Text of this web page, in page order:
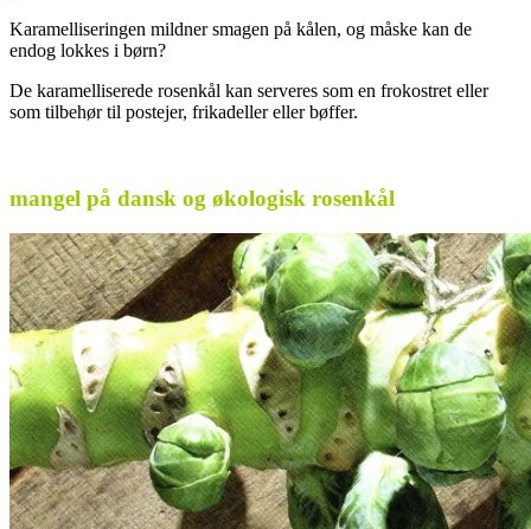
Karamelliseringen mildner smagen på kålen, og måske kan de
endog lokkes i børn?
De karamelliserede rosenkål kan serveres som en frokostret eller
som tilbehør til postejer, frikadeller eller bøffer.
mangel på dansk og økologisk rosenkål